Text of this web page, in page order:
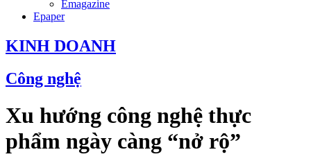
Emagazine
Epaper
KINH DOANH
Công nghệ
Xu hướng công nghệ thực
phẩm ngày càng “nở rộ”